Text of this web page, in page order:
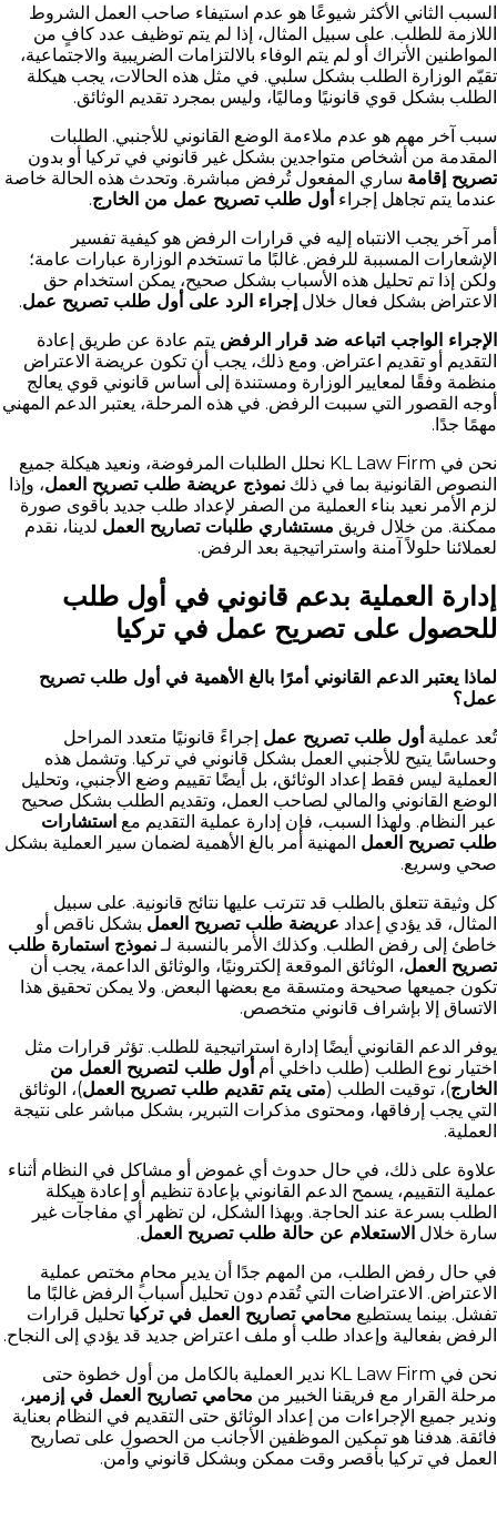
السبب الثاني الأكثر شيوعًا هو عدم استيفاء صاحب العمل الشروط
اللازمة للطلب. على سبيل المثال، إذا لم يتم توظيف عدد كافٍ من
المواطنين الأتراك أو لم يتم الوفاء بالالتزامات الضريبية والاجتماعية،
تقيّم الوزارة الطلب بشكل سلبي. في مثل هذه الحالات، يجب هيكلة
الطلب بشكل قوي قانونيًا وماليًا، وليس بمجرد تقديم الوثائق.
سبب آخر مهم هو عدم ملاءمة الوضع القانوني للأجنبي. الطلبات
المقدمة من أشخاص متواجدين بشكل غير قانوني في تركيا أو بدون
تصريح إقامة ساري المفعول تُرفض مباشرة. وتحدث هذه الحالة خاصة
عندما يتم تجاهل إجراء أول طلب تصريح عمل من الخارج.
أمر آخر يجب الانتباه إليه في قرارات الرفض هو كيفية تفسير
الإشعارات المسببة للرفض. غالبًا ما تستخدم الوزارة عبارات عامة؛
ولكن إذا تم تحليل هذه الأسباب بشكل صحيح، يمكن استخدام حق
الاعتراض بشكل فعال خلال إجراء الرد على أول طلب تصريح عمل.
الإجراء الواجب اتباعه ضد قرار الرفض يتم عادة عن طريق إعادة
التقديم أو تقديم اعتراض. ومع ذلك، يجب أن تكون عريضة الاعتراض
منظمة وفقًا لمعايير الوزارة ومستندة إلى أساس قانوني قوي يعالج
أوجه القصور التي سببت الرفض. في هذه المرحلة، يعتبر الدعم المهني
مهمًا جدًا.
نحن في KL Law Firm نحلل الطلبات المرفوضة، ونعيد هيكلة جميع
النصوص القانونية بما في ذلك نموذج عريضة طلب تصريح العمل، وإذا
لزم الأمر نعيد بناء العملية من الصفر لإعداد طلب جديد بأقوى صورة
ممكنة. من خلال فريق مستشاري طلبات تصاريح العمل لدينا، نقدم
لعملائنا حلولاً آمنة واستراتيجية بعد الرفض.
إدارة العملية بدعم قانوني في أول طلب
للحصول على تصريح عمل في تركيا
لماذا يعتبر الدعم القانوني أمرًا بالغ الأهمية في أول طلب تصريح
عمل؟
تُعد عملية أول طلب تصريح عمل إجراءً قانونيًا متعدد المراحل
وحساسًا يتيح للأجنبي العمل بشكل قانوني في تركيا. وتشمل هذه
العملية ليس فقط إعداد الوثائق، بل أيضًا تقييم وضع الأجنبي، وتحليل
الوضع القانوني والمالي لصاحب العمل، وتقديم الطلب بشكل صحيح
عبر النظام. ولهذا السبب، فإن إدارة عملية التقديم مع استشارات
طلب تصريح العمل المهنية أمر بالغ الأهمية لضمان سير العملية بشكل
صحي وسريع.
كل وثيقة تتعلق بالطلب قد تترتب عليها نتائج قانونية. على سبيل
المثال، قد يؤدي إعداد عريضة طلب تصريح العمل بشكل ناقص أو
خاطئ إلى رفض الطلب. وكذلك الأمر بالنسبة لـ نموذج استمارة طلب
تصريح العمل، الوثائق الموقعة إلكترونيًا، والوثائق الداعمة، يجب أن
تكون جميعها صحيحة ومتسقة مع بعضها البعض. ولا يمكن تحقيق هذا
الاتساق إلا بإشراف قانوني متخصص.
يوفر الدعم القانوني أيضًا إدارة استراتيجية للطلب. تؤثر قرارات مثل
اختيار نوع الطلب (طلب داخلي أم أول طلب لتصريح العمل من
الخارج)، توقيت الطلب (متى يتم تقديم طلب تصريح العمل)، الوثائق
التي يجب إرفاقها، ومحتوى مذكرات التبرير، بشكل مباشر على نتيجة
العملية.
علاوة على ذلك، في حال حدوث أي غموض أو مشاكل في النظام أثناء
عملية التقييم، يسمح الدعم القانوني بإعادة تنظيم أو إعادة هيكلة
الطلب بسرعة عند الحاجة. وبهذا الشكل، لن تظهر أي مفاجآت غير
سارة خلال الاستعلام عن حالة طلب تصريح العمل.
في حال رفض الطلب، من المهم جدًا أن يدير محامٍ مختص عملية
الاعتراض. الاعتراضات التي تُقدم دون تحليل أسباب الرفض غالبًا ما
تفشل. بينما يستطيع محامي تصاريح العمل في تركيا تحليل قرارات
الرفض بفعالية وإعداد طلب أو ملف اعتراض جديد قد يؤدي إلى النجاح.
نحن في KL Law Firm ندير العملية بالكامل من أول خطوة حتى
مرحلة القرار مع فريقنا الخبير من محامي تصاريح العمل في إزمير ،
وندير جميع الإجراءات من إعداد الوثائق حتى التقديم في النظام بعناية
فائقة. هدفنا هو تمكين الموظفين الأجانب من الحصول على تصاريح
العمل في تركيا بأقصر وقت ممكن وبشكل قانوني وآمن.